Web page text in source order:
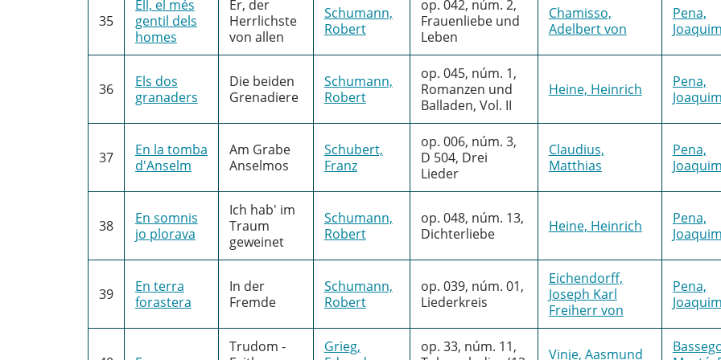
35
Ell, el més
gentil dels
homes
Er, der
Herrlichste
von allen
Schumann,
Robert
op. 042, núm. 2,
Frauenliebe und
Leben
Chamisso,
Adelbert von
Pena,
36
Els dos
granaders
Die beiden
Grenadiere
Schumann,
Robert
op. 045, núm. 1,
Romanzen und
Balladen, Vol. II
Heine, Heinrich
Pena,
37
En la tomba
d'Anselm
Am Grabe
Anselmos
Schubert,
Franz
op. 006, núm. 3,
D 504, Drei
Lieder
Claudius,
Matthias
Pena,
38
En somnis
jo plorava
Ich hab' im
Traum
geweinet
Schumann,
Robert
op. 048, núm. 13,
Dichterliebe
Heine, Heinrich
Pena,
39
En terra
forastera
In der
Fremde
Schumann,
Robert
op. 039, núm. 01,
Liederkreis
Eichendorff,
Joseph Karl
Freiherr von
Pena,
Trudom -
Grieg,
op. 33, núm. 11,
Vinje, Aasmund